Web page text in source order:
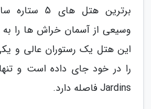
برترین هتل
وسیعی از آسمان خراش ها را
این هتل یک رستوران عالی و
را در خود جای داده است و
Jardins فاصله دارد.